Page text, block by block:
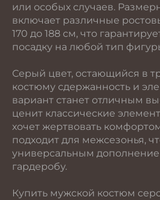
или особых случаев.
включает различные
170 до 188 см, что
посадку на любой тип
Серый цвет, остающийся в
костюму сдержанность и
вариант станет отличным
ценит классические
хочет жертвовать
подходит для межсезонья,
универсальным
гардеробу.
Купить мужской костюм